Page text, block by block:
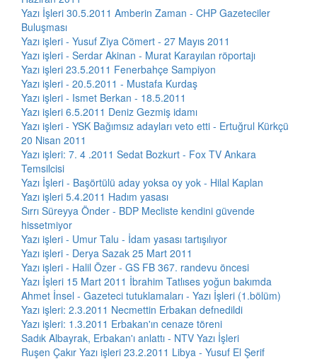
Yazı İşleri 30.5.2011 Amberin Zaman - CHP Gazeteciler
Buluşması
Yazı işleri - Yusuf Ziya Cömert - 27 Mayıs 2011
Yazı işleri - Serdar Akinan - Murat Karayılan röportajı
Yazı işleri 23.5.2011 Fenerbahçe Sampiyon
Yazı işleri - 20.5.2011 - Mustafa Kurdaş
Yazı işleri - Ismet Berkan - 18.5.2011
Yazı işleri 6.5.2011 Deniz Gezmiş idamı
Yazı işleri - YSK Bağımsız adayları veto etti - Ertuğrul Kürkçü
20 Nisan 2011
Yazı işleri: 7. 4 .2011 Sedat Bozkurt - Fox TV Ankara
Temsilcisi
Yazı İşleri - Başörtülü aday yoksa oy yok - Hilal Kaplan
Yazı işleri 5.4.2011 Hadım yasası
Sırrı Süreyya Önder - BDP Mecliste kendini güvende
hissetmiyor
Yazı işleri - Umur Talu - İdam yasası tartışılıyor
Yazı işleri - Derya Sazak 25 Mart 2011
Yazı işleri - Halil Özer - GS FB 367. randevu öncesi
Yazı İşleri 15 Mart 2011 İbrahim Tatlıses yoğun bakımda
Ahmet İnsel - Gazeteci tutuklamaları - Yazı İşleri (1.bölüm)
Yazı işleri: 2.3.2011 Necmettin Erbakan defnedildi
Yazı işleri: 1.3.2011 Erbakan'ın cenaze töreni
Sadık Albayrak, Erbakan'ı anlattı - NTV Yazı İşleri
Ruşen Çakır Yazı işleri 23.2.2011 Libya - Yusuf El Şerif